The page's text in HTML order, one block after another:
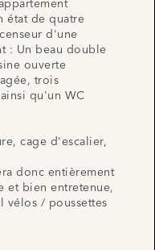
état de quatre
d'une
: Un beau double
ouverte
trois
qu'un WC
cage d'escalier,
donc entièrement
et bien entretenue,
vélos / poussettes